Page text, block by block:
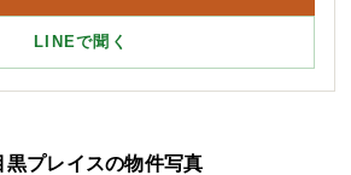
LINEで聞く
黒プレイスの物件写真